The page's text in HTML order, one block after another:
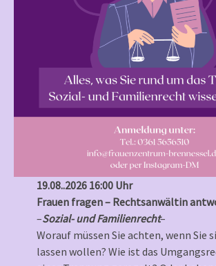
19.08..2026 16:00 Uhr
Frauen fragen – Rechtsanwältin
–Sozial- und Familienrecht–
Worauf müssen Sie achten, wenn Sie
lassen wollen? Wie ist das